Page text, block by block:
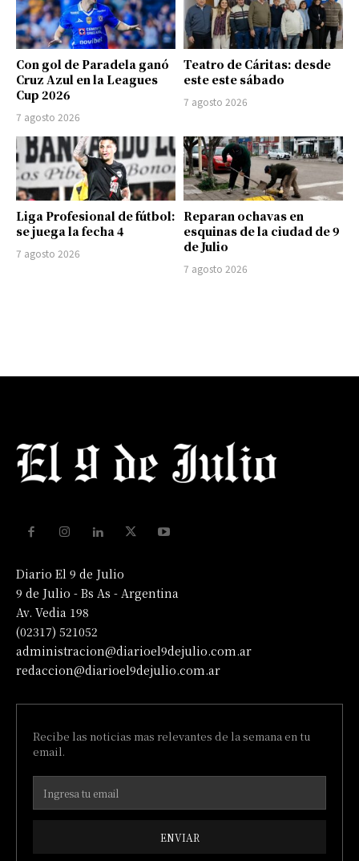
Con gol de Paradela ganó
Cruz Azul en la Leagues
Cup 2026
7 agosto 2026
Teatro de Cáritas: desde
este este sábado
7 agosto 2026
Liga Profesional de fútbol:
se juega la fecha 4
7 agosto 2026
Reparan ochavas en
esquinas de la ciudad de 9
de Julio
7 agosto 2026
Diario El 9 de Julio
9 de Julio - Bs As - Argentina
Av. Vedia 198
(02317) 521052
administracion@diarioel9dejulio.com.ar
redaccion@diarioel9dejulio.com.ar
Recibe las noticias mas relevantes de la semana en tu
email.
ENVIAR